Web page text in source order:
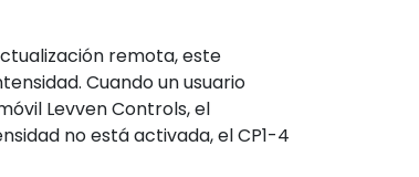
remota, este
Cuando un usuario
Levven Controls, el
no está activada, el CP1-4